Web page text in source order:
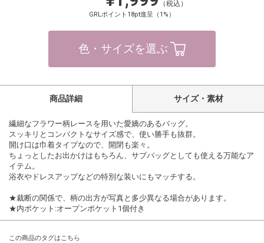
（税込）
GRLポイント18pt進呈（1%）
色・サイズを選ぶ
商品詳細 サイズ・素材
繊細なフラワー柄レースを用いた愛嬌のあるバッグ。
スッキリとコンパクトなサイズ感で、使い勝手も抜群。
開け口は巾着タイプなので、開閉も楽々。
ちょっとしたお出かけはもちろん、サブバッグとしても使える万能なア
イテム。
浴衣やドレスアップなどの特別な装いにもマッチする。
★裁断の関係で、柄の出方が写真と多少異なる場合があります。
★内ポケット:オープンポケット1個付き
この商品のタグはこちら